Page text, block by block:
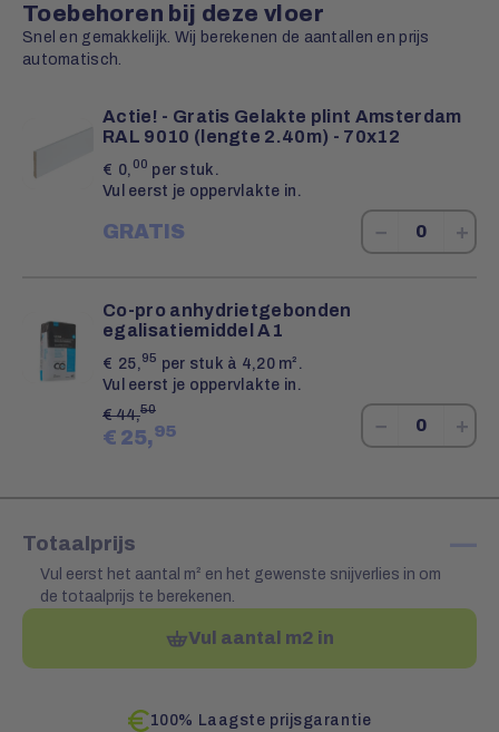
Toebehoren bij deze vloer
Snel en gemakkelijk. Wij berekenen de aantallen en prijs
automatisch.
Actie! - Gratis Gelakte plint Amsterdam
RAL 9010 (lengte 2.40m) - 70x12
€ 0, 00 per stuk.
Vul eerst je oppervlakte in.
GRATIS − +
Co-pro anhydrietgebonden
egalisatiemiddel A1
€ 25, 95 per stuk à 4,20 m².
Vul eerst je oppervlakte in.
€44,50
€ 25,95 − +
Totaalprijs —
Vul eerst het aantal m² en het gewenste snijverlies in om
de totaalprijs te berekenen.
Vul aantal m2 in
100% Laagste prijsgarantie